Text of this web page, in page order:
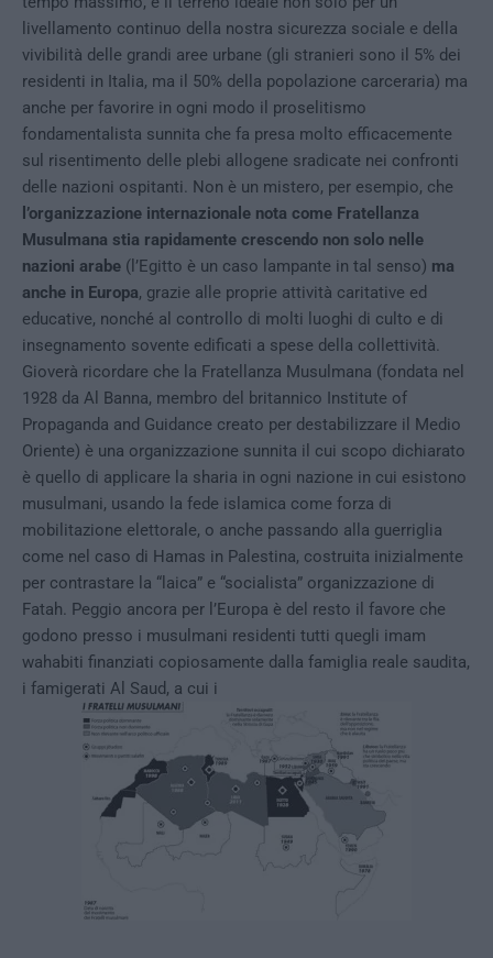
livellamento continuo della nostra sicurezza sociale e della
vivibilità delle grandi aree urbane (gli stranieri sono il 5% dei
residenti in Italia, ma il 50% della popolazione carceraria) ma
anche per favorire in ogni modo il proselitismo
fondamentalista sunnita che fa presa molto efficacemente
sul risentimento delle plebi allogene sradicate nei confronti
delle nazioni ospitanti. Non è un mistero, per esempio, che
l’organizzazione internazionale nota come Fratellanza
Musulmana stia rapidamente crescendo non solo nelle
nazioni arabe (l’Egitto è un caso lampante in tal senso) ma
anche in Europa, grazie alle proprie attività caritative ed
educative, nonché al controllo di molti luoghi di culto e di
insegnamento sovente edificati a spese della collettività.
Gioverà ricordare che la Fratellanza Musulmana (fondata nel
1928 da Al Banna, membro del britannico Institute of
Propaganda and Guidance creato per destabilizzare il Medio
Oriente) è una organizzazione sunnita il cui scopo dichiarato
è quello di applicare la sharia in ogni nazione in cui esistono
musulmani, usando la fede islamica come forza di
mobilitazione elettorale, o anche passando alla guerriglia
come nel caso di Hamas in Palestina, costruita inizialmente
per contrastare la “laica” e “socialista” organizzazione di
Fatah. Peggio ancora per l’Europa è del resto il favore che
godono presso i musulmani residenti tutti quegli imam
wahabiti finanziati copiosamente dalla famiglia reale saudita,
i famigerati Al Saud, a cui i